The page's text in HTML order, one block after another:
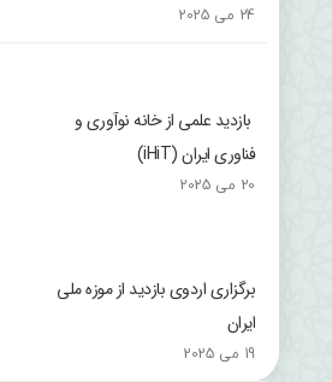
24 می 2025
بازدید علمی از خانه نوآوری و
فناوری ایران (iHiT)
20 می 2025
برگزاری اردوی بازدید از موزه ملی
ایران
19 می 2025